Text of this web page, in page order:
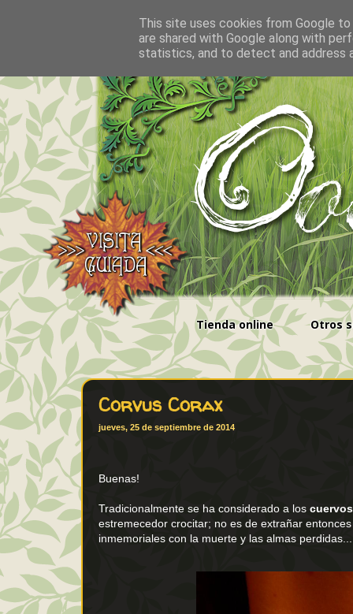
Tienda online Otros
Corvus Corax
jueves, 25 de septiembre de 2014
Buenas!
Tradicionalmente se ha considerado a los cuervos
estremecedor crocitar; no es de extrañar
inmemoriales con la muerte y las almas perdidas...
This site uses cookies from Google
are shared with Google along with
statistics, and to detect and address